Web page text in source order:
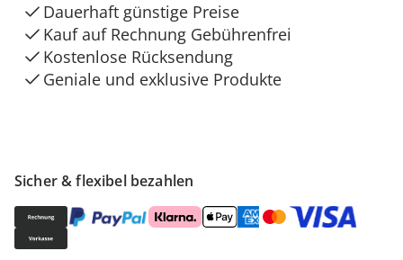
Sicher & flexibel bezahlen
Dauerhaft günstige Preise
Kauf auf Rechnung Gebührenfrei
Kostenlose Rücksendung
Geniale und exklusive Produkte